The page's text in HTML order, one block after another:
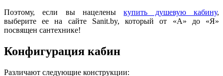
Поэтому, если вы нацеленыкупить душевую кабину,
выберите ее на сайте Sanit.by, который от «А» до «Я»
посвящен сантехнике!
Конфигурация кабин
Различают следующие конструкции: